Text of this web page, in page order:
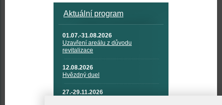
Aktuální program
01.07.-31.08.2026
Uzavření areálu z důvodu
revitalizace
12.08.2026
Hvězdný duel
27.-29.11.2026